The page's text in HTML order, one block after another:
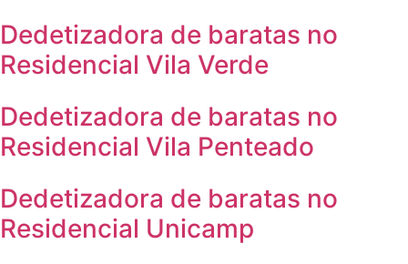
Dedetizadora de baratas no
Residencial Vila Verde
Dedetizadora de baratas no
Residencial Vila Penteado
Dedetizadora de baratas no
Residencial Unicamp